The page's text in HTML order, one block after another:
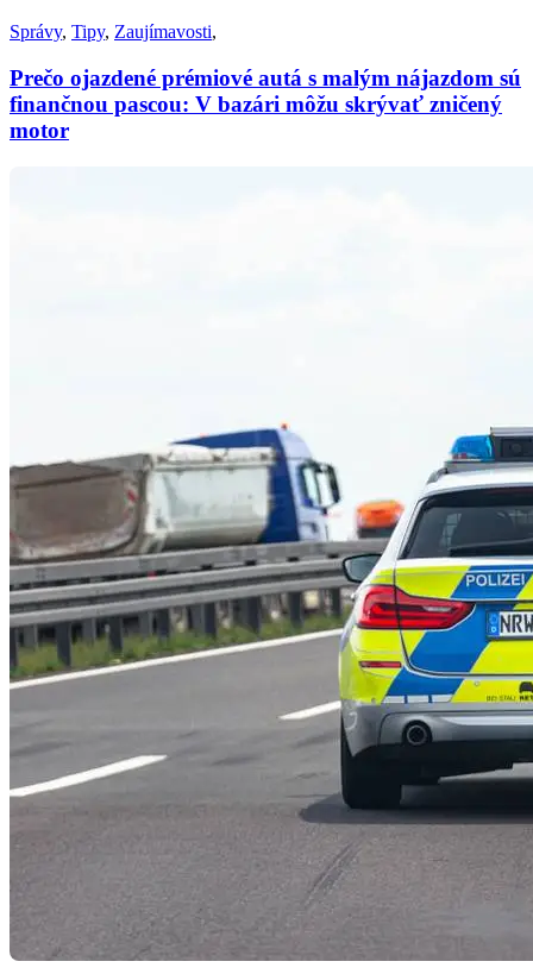
Správy, Tipy, Zaujímavosti,
Prečo ojazdené prémiové autá s malým nájazdom sú
finančnou pascou: V bazári môžu skrývať zničený
motor